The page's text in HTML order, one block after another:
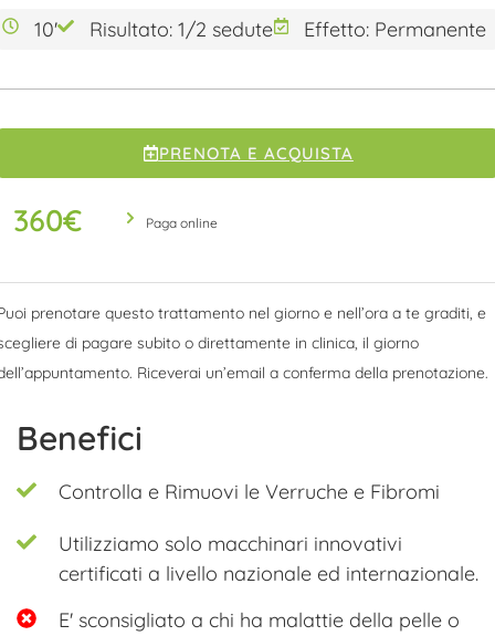
10' Risultato: 1/2 sedute Effetto: Permanente
PRENOTA E ACQUISTA
360€ Paga online
prenotare questo trattamento nel giorno e nell’ora a te graditi, e
di pagare subito o direttamente in clinica, il giorno
Riceverai un’email a conferma della prenotazione.
Benefici
Controlla e Rimuovi le Verruche e Fibromi
Utilizziamo solo macchinari innovativi
certificati a livello nazionale ed internazionale.
E' sconsigliato a chi ha malattie della pelle o